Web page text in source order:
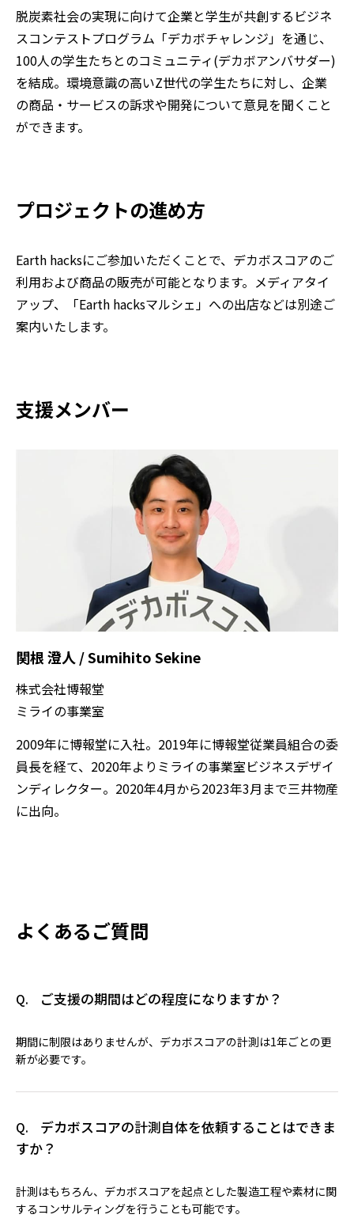
脱炭素社会の実現に向けて企業と学生が共創するビジネ
スコンテストプログラム「デカボチャレンジ」を通じ、
100人の学生たちとのコミュニティ(デカボアンバサダー)
を結成。環境意識の高いZ世代の学生たちに対し、企業
の商品・サービスの訴求や開発について意見を聞くこと
ができます。
プロジェクトの進め方
Earth hacksにご参加いただくことで、デカボスコアのご
利用および商品の販売が可能となります。メディアタイ
アップ、「Earth hacksマルシェ」への出店などは別途ご
案内いたします。
支援メンバー
関根 澄人 / Sumihito Sekine
株式会社博報堂
ミライの事業室
2009年に博報堂に入社。2019年に博報堂従業員組合の委
員長を経て、2020年よりミライの事業室ビジネスデザイ
ンディレクター。2020年4月から2023年3月まで三井物産
に出向。
よくあるご質問
Q. ご支援の期間はどの程度になりますか？
期間に制限はありませんが、デカボスコアの計測は1年ごとの更
新が必要です。
Q.
デカボスコアの計測自体を依頼することはできま
すか？
計測はもちろん、デカボスコアを起点とした製造工程や素材に関
するコンサルティングを行うことも可能です。